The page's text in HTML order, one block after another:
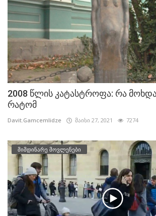
2008 წლის კატასტროფა: რა
რატომ
Davit.Gamcemlidze მაისი 27, 2021 7274
მიმდინარე მოვლენები